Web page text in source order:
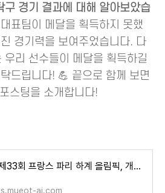
구 경기 결과에 대해 알아보았습
표팀이 메달을 획득하지 못했
경기력을 보여주었습니다. 다
우리 선수들이 메달을 획득하길
드립니다! 💪 끝으로 함께 보면
스팅을 소개합니다!
2024 제33회 프랑스 파리 하계 올림픽, 개회식 폐회식 일정 종목 중계 총정리!
ai.com